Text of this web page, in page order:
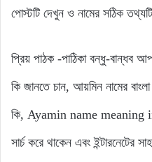
পোস্টটি দেখুন ও নামের সঠিক
প্রিয় পাঠক -পাঠিকা বন্ধু-বান্ধব
কি জানতে চান, আয়মিন নামের
কি, Ayamin name meaning in
সার্চ করে থাকেন এবং ইন্টারনেটের